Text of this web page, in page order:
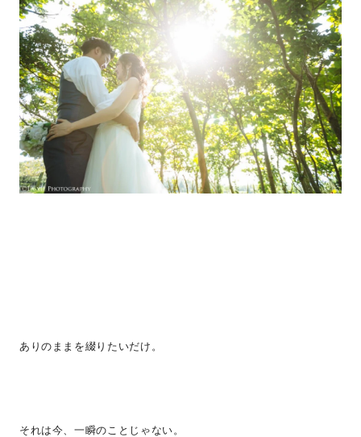
ありのままを綴りたいだけ。
それは今、一瞬のことじゃない。